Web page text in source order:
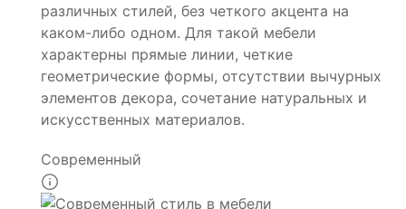
различных стилей, без четкого акцента на
каком-либо одном. Для такой мебели
характерны прямые линии, четкие
геометрические формы, отсутствии вычурных
элементов декора, сочетание натуральных и
искусственных материалов.
Современный